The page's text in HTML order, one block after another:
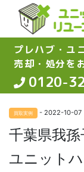
プレハブ・ユ
売却・処分を
0120-
買取実例 - 2022-10-07
千葉県我
ユニット